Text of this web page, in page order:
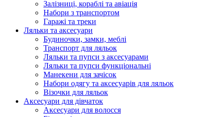
Залізниці, кораблі та авіація
Набори з транспортом
Гаражі та треки
Ляльки та аксесуари
Будиночки, замки, меблі
Транспорт для ляльок
Ляльки та пупси з аксесуарами
Ляльки та пупси функціональні
Манекени для зачісок
Набори одягу та аксесуарів для ляльок
Візочки для ляльок
Аксесуари для дівчаток
Аксесуари для волосся